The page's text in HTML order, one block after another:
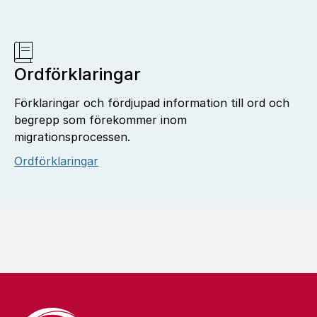
Ordförklaringar
Förklaringar och fördjupad information till ord och
begrepp som förekommer inom
migrationsprocessen.
Ordförklaringar